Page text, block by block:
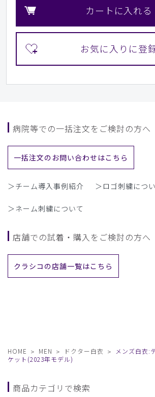
カートに入れる
病院等での一括注文をご検討の方へ
一括注文のお問い合わせはこちら
＞チーム導入事例紹介 ＞ロゴ刺繍につ
＞ネーム刺繍について
店舗での試着・購入をご検討の方へ
クラシコの店舗一覧はこちら
HOME MEN ドクター白衣
メンズ白衣:
ケット(2023年モデル)
商品カテゴリで検索